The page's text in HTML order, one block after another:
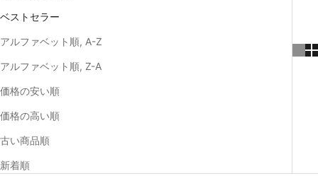
ベストセラー
アルファベット順, A-Z
アルファベット順, Z-A
価格の安い順
価格の高い順
古い商品順
新着順